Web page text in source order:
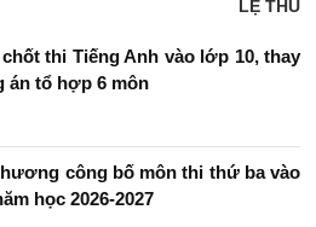
LỆ THU
thi Tiếng Anh vào lớp 10, thay
án tổ hợp 6 môn
công bố môn thi thứ ba vào
học 2026-2027